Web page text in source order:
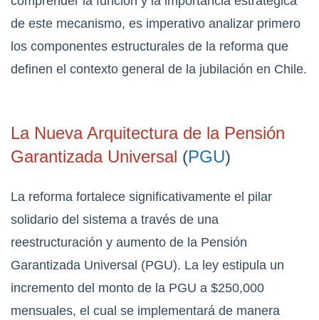
de este mecanismo, es imperativo analizar primero
los componentes estructurales de la reforma que
definen el contexto general de la jubilación en Chile.
La Nueva Arquitectura de la Pensión
Garantizada Universal (PGU)
La reforma fortalece significativamente el pilar
solidario del sistema a través de una
reestructuración y aumento de la Pensión
Garantizada Universal (PGU). La ley estipula un
incremento del monto de la PGU a $250,000
mensuales, el cual se implementará de manera